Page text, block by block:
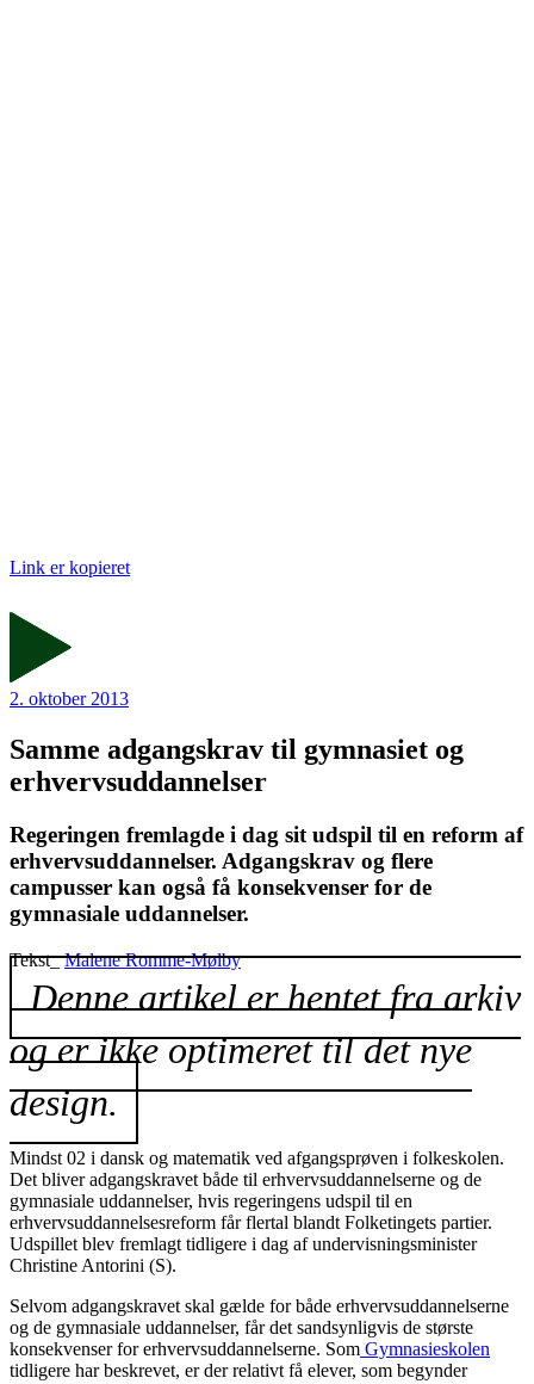
Link er kopieret
2. oktober 2013
Samme adgangskrav til gymnasiet og
erhvervsuddannelser
Regeringen fremlagde i dag sit udspil til en reform af
erhvervsuddannelser. Adgangskrav og flere
campusser kan også få konsekvenser for de
gymnasiale uddannelser.
Tekst_Malene Romme-Mølby
Denne artikel er hentet fra arkiv
og er ikke optimeret til det nye
design.
Mindst 02 i dansk og matematik ved afgangsprøven i folkeskolen.
Det bliver adgangskravet både til erhvervsuddannelserne og de
gymnasiale uddannelser, hvis regeringens udspil til en
erhvervsuddannelsesreform får flertal blandt Folketingets partier.
Udspillet blev fremlagt tidligere i dag af undervisningsminister
Christine Antorini (S).
​Selvom adgangskravet skal gælde for både erhvervsuddannelserne
og de gymnasiale uddannelser, får det sandsynligvis de største
konsekvenser for erhvervsuddannelserne. Som Gymnasieskolen
tidligere har beskrevet, er der relativt få elever, som begynder